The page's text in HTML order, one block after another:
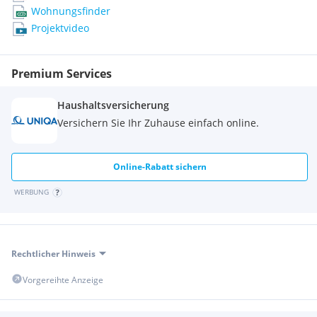
Kontaktieren Sie uns noch heute, um Ihre Traumwohnung
zu finden!
Wohnungsfinder
Projektvideo
Premium Services
Haushaltsversicherung
Versichern Sie Ihr Zuhause einfach online.
Online-Rabatt sichern
WERBUNG
Rechtlicher Hinweis
Vorgereihte Anzeige